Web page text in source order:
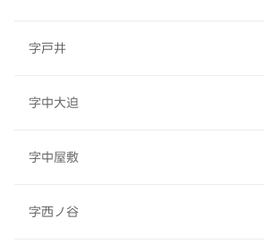
字戸井
字中大迫
字中屋敷
字西ノ谷